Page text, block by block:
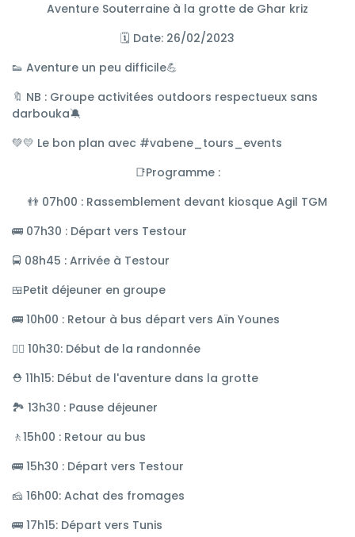
Aventure Souterraine à la grotte de Ghar kriz
🗓 Date: 26/02/2023
👟 Aventure un peu difficile💪
🔖 NB : Groupe activitées outdoors respectueux sans
darbouka🔕
💚💛 Le bon plan avec #vabene_tours_events
📑Programme :
👬 07h00 : Rassemblement devant kiosque Agil TGM
🚌 07h30 : Départ vers Testour
🚍 08h45 : Arrivée à Testour
🍱Petit déjeuner en groupe
🚌 10h00 : Retour à bus départ vers Aïn Younes
🚶‍♂️ 10h30: Début de la randonnée
⛑ 11h15: Début de l'aventure dans la grotte
🏞 13h30 : Pause déjeuner
🚶15h00 : Retour au bus
🚌 15h30 : Départ vers Testour
🧀 16h00: Achat des fromages
🚌 17h15: Départ vers Tunis